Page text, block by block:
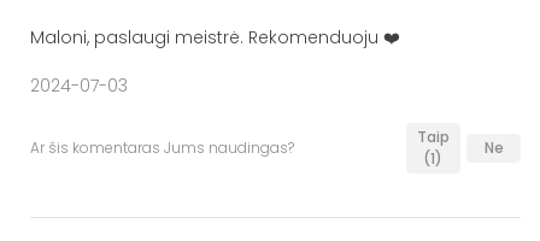
Maloni, paslaugi meistrė. Rekomenduoju ❤️
2024-07-03
Ar šis komentaras Jums naudingas?
Taip
(1)
Ne